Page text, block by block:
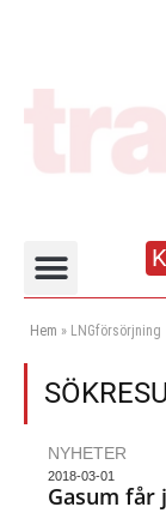
Hem » LNGförsörjning
NYHETER
2018-03-01
Gasum får